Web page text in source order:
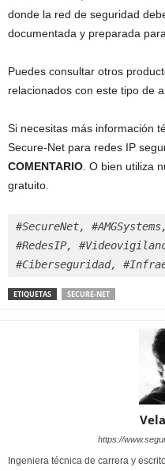
donde la red de seguridad
documentada y preparada
Puedes consultar otros
relacionados con este tipo de
Si necesitas más información
Secure-Net para redes IP
COMENTARIO . O bien utiliza
gratuito.
#SecureNet,
#RedesIP,
#Ciberseguridad,
ETIQUETAS SECURE-NET
https://
Ingeniera técnica de carrera y